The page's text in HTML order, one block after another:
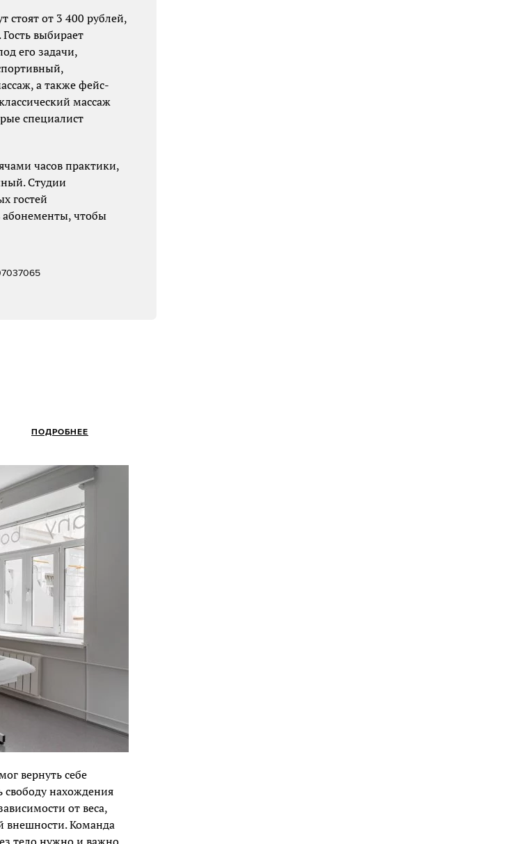
стоят от 3 400 рублей,
выбирает
его задачи,
а также фейс-
массаж
специалист
часов практики,
Студии
гостей
абонементы, чтобы
ПОДРОБНЕЕ
вернуть себе
свободу нахождения
от веса,
внешности. Команда